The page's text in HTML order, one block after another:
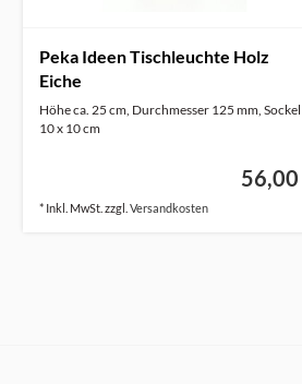
Peka Ideen Tischleuchte Holz
Eiche
Höhe ca. 25 cm, Durchmesser 125 mm, Sockel
10 x 10 cm
* Inkl. MwSt. zzgl. Versandkosten